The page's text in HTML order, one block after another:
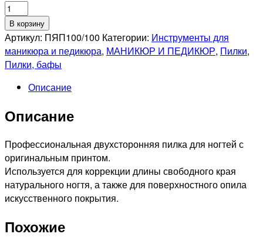
Количество
товара
Профессиональная
пилка
для
ногтей
"NailSunShine"
В корзину
Артикул: ПЯП100/100 Категории: Инструменты для
маникюра и педикюра, МАНИКЮР И ПЕДИКЮР, Пилки,
Пилки, бафы
Описание
Описание
Профессиональная двухсторонняя пилка для ногтей с
оригинальным принтом.
Используется для коррекции длины свободного края
натурального ногтя, а также для поверхностного опила
искусственного покрытия.
Похожие